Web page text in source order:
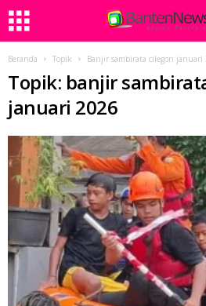
Beranda Topik Banjir sambirata cilegon januari
Topik: banjir
januari 2026